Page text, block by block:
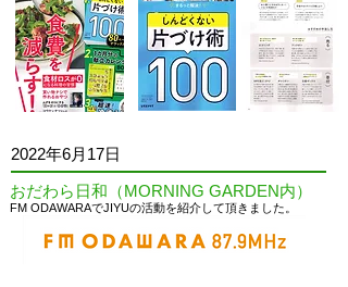
2022年6月17日
おだわら日和（MORNING GARDEN内）
FM ODAWARAでJIYUの活動を紹介して頂きました。